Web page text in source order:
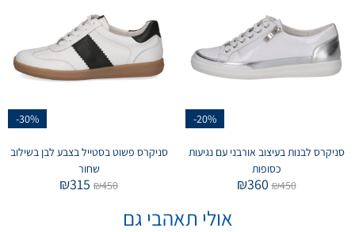
-20%
סניקרס לבנות בעיצוב אורבני עם נגיעות
כסופות
₪450
₪360
-30%
סניקרס פשוט בסטייל בצבע לבן בשילוב
שחור
₪450
₪315
אולי תאהבי גם